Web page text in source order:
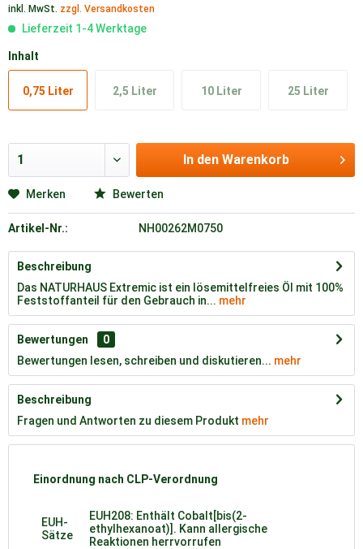
inkl. MwSt. zzgl. Versandkosten
Lieferzeit 1-4 Werktage
Inhalt
0,75 Liter 2,5 Liter 10 Liter 25 Liter
In den Warenkorb
Merken Bewerten
Artikel-Nr.: NH00262M0750
Beschreibung
Das NATURHAUS Extremic ist ein lösemittelfreies Öl mit 100%
Feststoffanteil für den Gebrauch in... mehr
Bewertungen
0
Bewertungen lesen, schreiben und diskutieren... mehr
Beschreibung
Fragen und Antworten zu diesem Produkt mehr
Einordnung nach CLP-Verordnung
EUH-
Sätze
EUH208: Enthält Cobalt[bis(2-
ethylhexanoat)]. Kann allergische
Reaktionen herrvorrufen